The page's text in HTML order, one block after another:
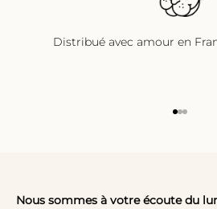
Distribué avec amour en
Nous sommes à votre écoute du